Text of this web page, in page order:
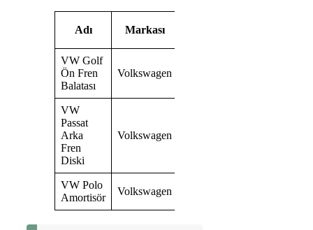
Adı Markası
VW Golf
Ön Fren
Balatası
Volkswagen
VW
Passat
Arka
Fren
Diski
Volkswagen
VW Polo
Amortisör
Volkswagen